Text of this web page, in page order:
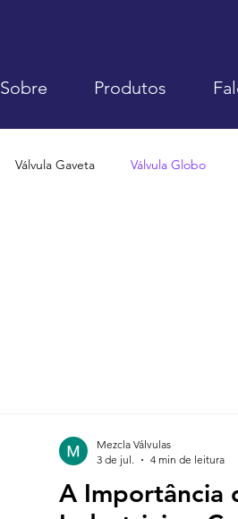
Sobre Produtos
Válvula Gaveta Válvula Globo
A Importância
Mezcla Válvulas
3 de jul.
4 min de leitura